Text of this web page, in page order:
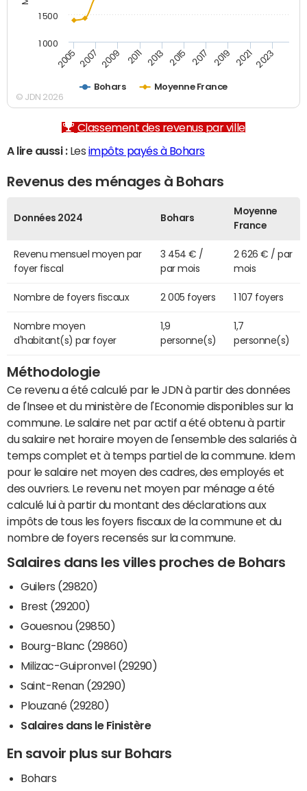
Bohars Moyenne France
2005 2007 2009 2011 2013 2015 2017 2019 2021 2023
1 000
1 500
© JDN 2026
Classement des revenus par ville
A lire aussi :Les impôts payés à Bohars
Revenus des ménages à Bohars
Données 2024 Bohars
Moyenne
France
Revenu mensuel moyen par
foyer fiscal
3 454 € /
par mois
2 626 € / par
mois
Nombre de foyers fiscaux 2 005 foyers 1 107 foyers
Nombre moyen
d'habitant(s) par foyer
1,9
personne(s)
1,7
personne(s)
Méthodologie
Ce revenu a été calculé par le JDN à partir des données
de l'Insee et du ministère de l'Economie disponibles sur la
commune. Le salaire net par actif a été obtenu à partir
du salaire net horaire moyen de l'ensemble des salariés à
temps complet et à temps partiel de la commune. Idem
pour le salaire net moyen des cadres, des employés et
des ouvriers. Le revenu net moyen par ménage a été
calculé lui à partir du montant des déclarations aux
impôts de tous les foyers fiscaux de la commune et du
nombre de foyers recensés sur la commune.
Salaires dans les villes proches de Bohars
Guilers (29820)
Brest (29200)
Gouesnou (29850)
Bourg-Blanc (29860)
Milizac-Guipronvel (29290)
Saint-Renan (29290)
Plouzané (29280)
Salaires dans le Finistère
En savoir plus sur Bohars
Bohars